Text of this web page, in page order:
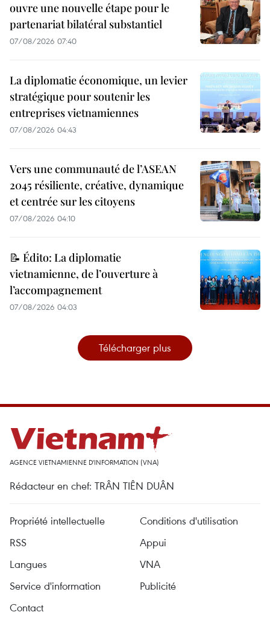
ouvre une nouvelle étape pour le
partenariat bilatéral substantiel
07/08/2026 07:40
La diplomatie économique, un levier
stratégique pour soutenir les
entreprises vietnamiennes
07/08/2026 04:43
Vers une communauté de l’ASEAN
2045 résiliente, créative, dynamique
et centrée sur les citoyens
07/08/2026 04:10
📝 Édito: La diplomatie
vietnamienne, de l’ouverture à
l’accompagnement
07/08/2026 04:03
Télécharger plus
AGENCE VIETNAMIENNE D'INFORMATION (VNA)
Rédacteur en chef: TRÂN TIÊN DUÂN
Propriété intellectuelle
Conditions d'utilisation
RSS
Appui
Langues
VNA
Service d'information
Publicité
Contact